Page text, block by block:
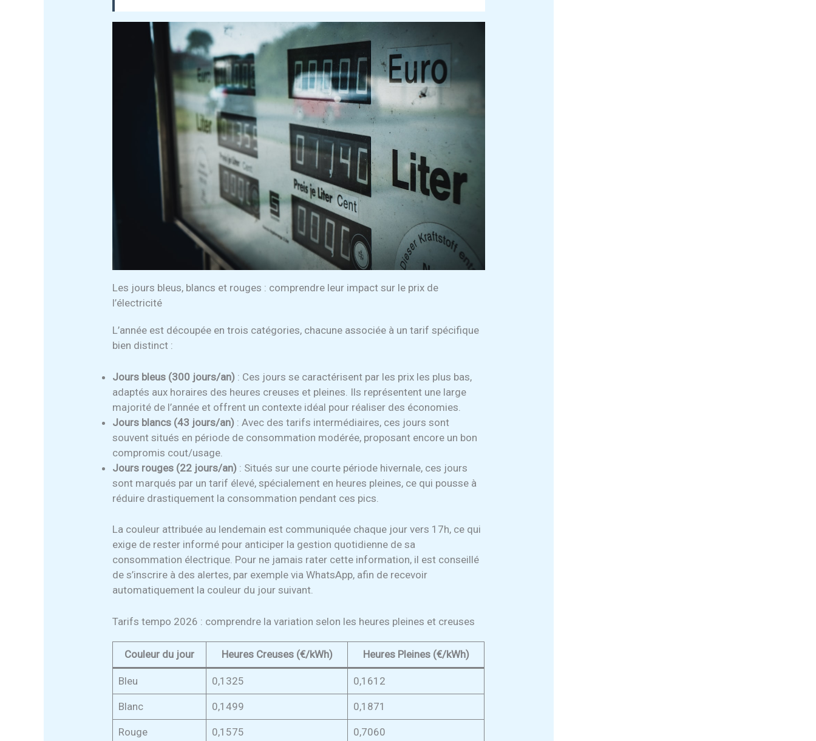
Les jours bleus, blancs et rouges : comprendre leur impact sur le prix de
l’électricité
L’année est découpée en trois catégories, chacune associée à un tarif spécifique
bien distinct :
Jours bleus (300 jours/an) : Ces jours se caractérisent par les prix les plus bas,
adaptés aux horaires des heures creuses et pleines. Ils représentent une large
majorité de l’année et offrent un contexte idéal pour réaliser des économies.
Jours blancs (43 jours/an) : Avec des tarifs intermédiaires, ces jours sont
souvent situés en période de consommation modérée, proposant encore un bon
compromis cout/usage.
Jours rouges (22 jours/an) : Situés sur une courte période hivernale, ces jours
sont marqués par un tarif élevé, spécialement en heures pleines, ce qui pousse à
réduire drastiquement la consommation pendant ces pics.
La couleur attribuée au lendemain est communiquée chaque jour vers 17h, ce qui
exige de rester informé pour anticiper la gestion quotidienne de sa
consommation électrique. Pour ne jamais rater cette information, il est conseillé
de s’inscrire à des alertes, par exemple via WhatsApp, afin de recevoir
automatiquement la couleur du jour suivant.
Tarifs tempo 2026 : comprendre la variation selon les heures pleines et creuses
Couleur du jour Heures Creuses (€/kWh) Heures Pleines (€/kWh)
Bleu 0,1325 0,1612
Blanc 0,1499 0,1871
Rouge 0,1575 0,7060